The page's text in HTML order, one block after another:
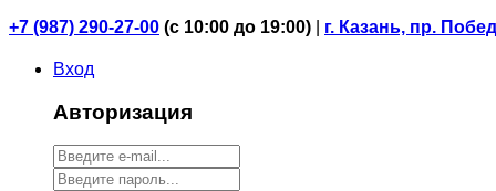
+7 (987) 290-27-00 (с 10:00 до 19:00) г. Казань, пр.
Вход
Авторизация